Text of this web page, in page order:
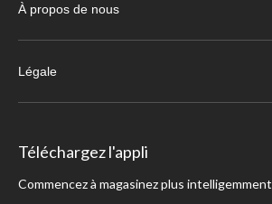
À propos de nous
Légale
Téléchargez l'appli
Commencez à magasinez plus intelligemment